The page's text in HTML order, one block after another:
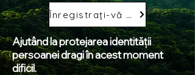
Înregistrați-vă astăzi
Ajutând la protejarea identității
persoanei dragi în acest moment
dificil.